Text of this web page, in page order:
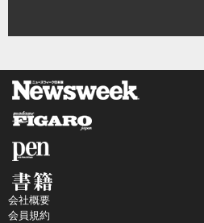
会社概要
会員規約